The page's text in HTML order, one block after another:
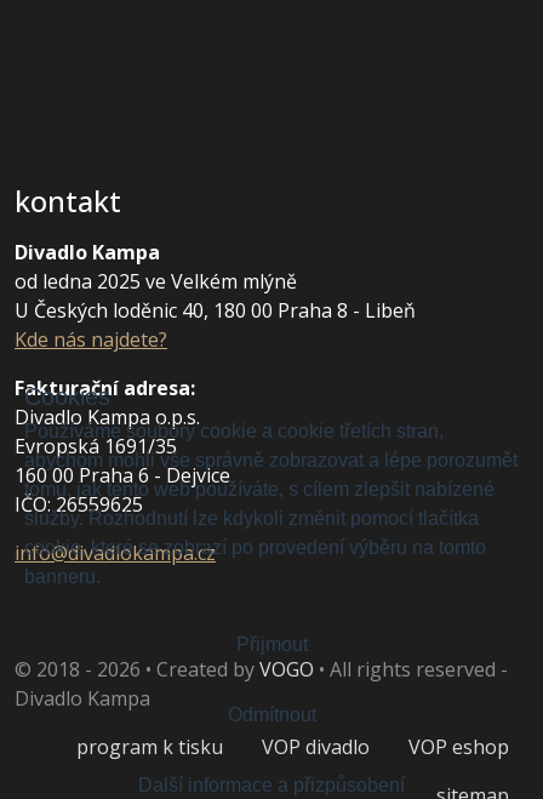
kontakt
Divadlo Kampa
od ledna 2025 ve Velkém mlýně
U Českých loděnic 40, 180 00 Praha 8 - Libeň
Kde nás najdete?
Fakturační adresa:
Divadlo Kampa o.p.s.
Evropská 1691/35
160 00 Praha 6 - Dejvice
IČO: 26559625
info@divadlokampa.cz
© 2018 - 2026 • Created byVOGO • All rights reserved -
Divadlo Kampa
program k tisku
VOP divadlo
VOP eshop
Cookies
Používáme soubory cookie a cookie třetích stran,
abychom mohli vše správně zobrazovat a lépe porozumět
tomu, jak tento web používáte, s cílem zlepšit nabízené
služby. Rozhodnutí lze kdykoli změnit pomocí tlačítka
cookie, které se zobrazí po provedení výběru na tomto
banneru.
Přijmout
Odmítnout
Další informace a přizpůsobení